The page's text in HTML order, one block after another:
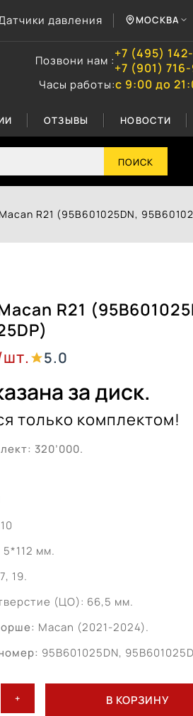
давления МОСКВА
Позвони нам :+7 (495)
+7 (901)
Часы работы:с 9:00 до
ОТЗЫВЫ НОВОСТИ
ПОИСК
R21 (95B601025DN,
R21
5.0
за диск.
только комплектом!
320’000.
мм.
19.
(ЦО): 66,5 мм.
Macan (2021-2024).
95B601025DN,
В КОРЗИНУ